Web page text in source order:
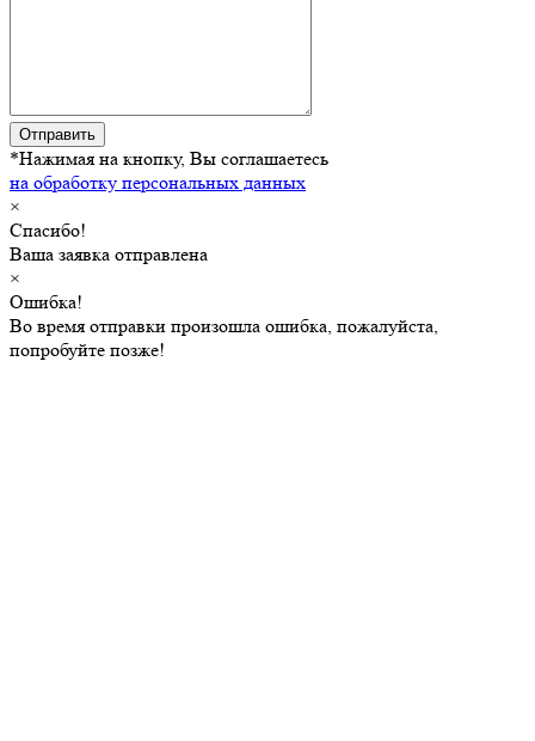
Отправить
*Нажимая на кнопку, Вы соглашаетесь
на обработку персональных данных
×
Спасибо!
Ваша заявка отправлена
×
Ошибка!
Во время отправки произошла ошибка, пожалуйста,
попробуйте позже!